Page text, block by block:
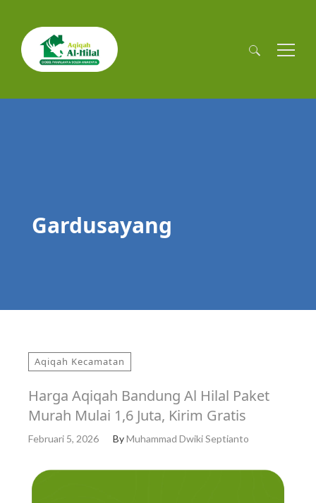
Cari
Gardusayang
Aqiqah Kecamatan
Harga Aqiqah Bandung Al Hilal Paket
Murah Mulai 1,6 Juta, Kirim Gratis
Februari 5, 2026 ByMuhammad Dwiki Septianto